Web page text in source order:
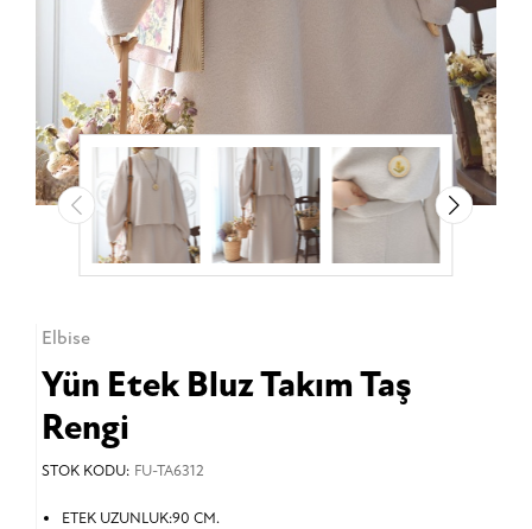
Elbise
Yün Etek Bluz Takım Taş
Rengi
STOK KODU: FU-TA6312
ETEK UZUNLUK:90 CM.